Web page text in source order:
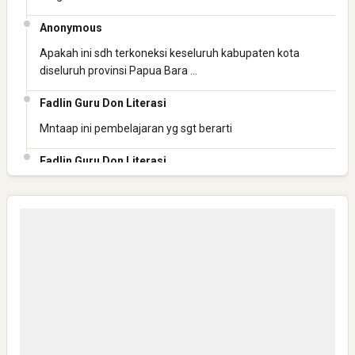
Yaqut Cholil Qoumas: Inspirasi Kepemimpinan dan
Ketaatan
Anonymous
Apakah ini sdh terkoneksi keseluruh kabupaten kota
diseluruh provinsi Papua Bara …
Fadlin Guru Don Literasi
Mntaap ini pembelajaran yg sgt berarti
Fadlin Guru Don Literasi